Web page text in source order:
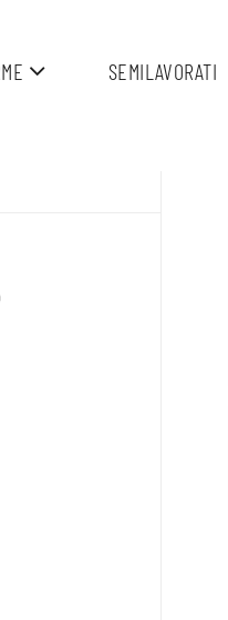
SEMILAVORATI